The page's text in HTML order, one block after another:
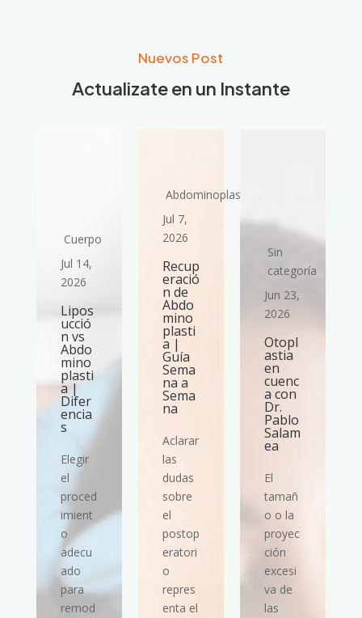
Nuevos Post
Actualizate en un Instante
Cuerpo
Jul 14,
2026
Lipos
ucció
n vs
Abdo
mino
plasti
a |
Difer
encia
s
Elegir
el
proced
imient
o
adecu
ado
para
remod
Abdominoplastia
Jul 7,
2026
Recup
eració
n de
Abdo
mino
plasti
a |
Guía
Sema
na a
Sema
na
Aclarar
las
dudas
sobre
el
postop
eratori
o
repres
enta el
Sin
categoría
Jun 23,
2026
Otopl
astia
en
cuenc
a con
Dr.
Pablo
Salam
ea
El
tamañ
o o la
proyec
ción
excesi
va de
las